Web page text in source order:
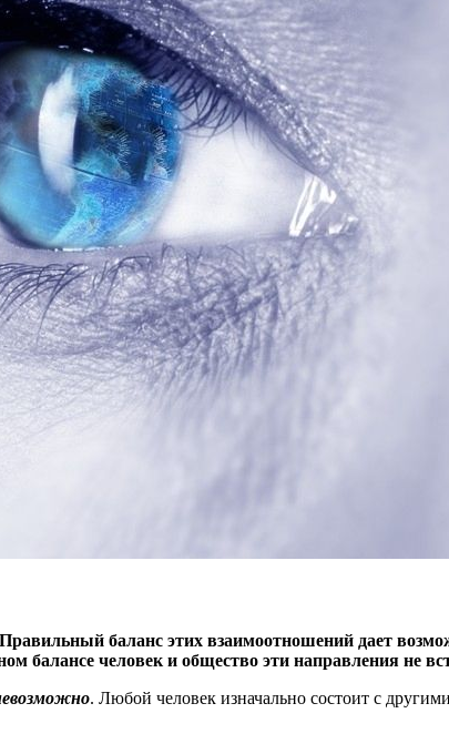
баланс этих взаимоотношений дает
балансе человек и общество эти направления не
. Любой человек изначально состоит с